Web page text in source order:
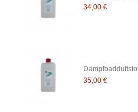
34,00 €
Dampfbadduftstoff
35,00 €